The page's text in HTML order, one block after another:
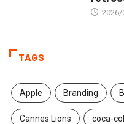
2026/
TAGS
Apple Branding
Cannes Lions coca-